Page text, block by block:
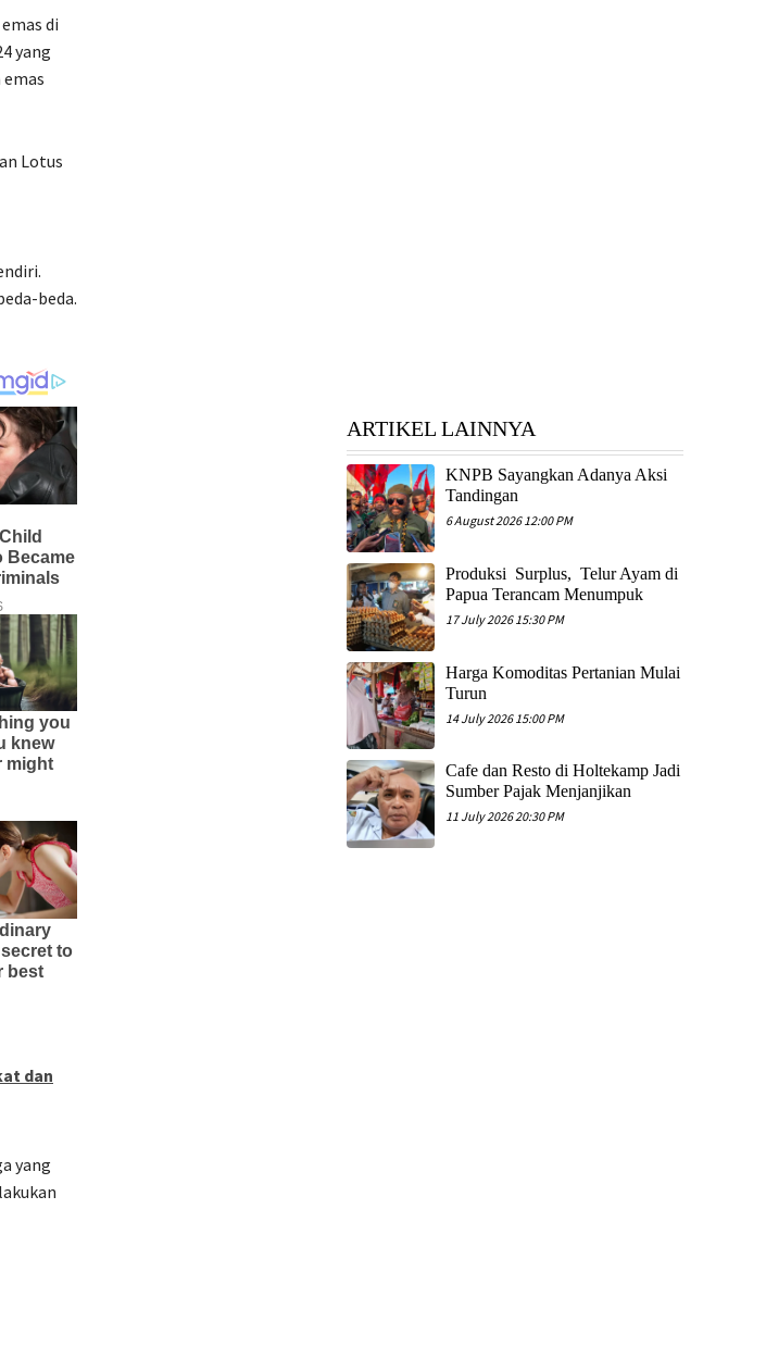
di
yang
Lotus
beda.
dan
yang
ARTIKEL LAINNYA
KNPB Sayangkan Adanya Aksi
Tandingan
6 August 2026 12:00 PM
Produksi Surplus, Telur Ayam di
Papua Terancam Menumpuk
17 July 2026 15:30 PM
Harga Komoditas Pertanian Mulai
Turun
14 July 2026 15:00 PM
Cafe dan Resto di Holtekamp Jadi
Sumber Pajak Menjanjikan
11 July 2026 20:30 PM